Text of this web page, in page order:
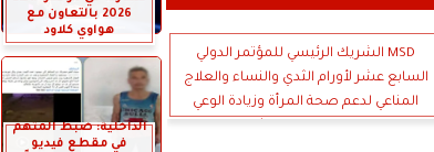
MSD الشريك الرئيسي للمؤتمر الدولي
السابع عشر لأورام الثدي والنساء والعلاج
المناعي لدعم صحة المرأة وزيادة الوعي
2026 بالتعاون مع
هواوي كلاود
الداخلية: ضبط المتهم
في مقطع فيديو